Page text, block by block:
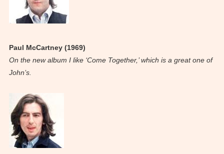
Paul McCartney (1969)
On the new album I like ‘Come Together,’ which is a great one of
John’s.